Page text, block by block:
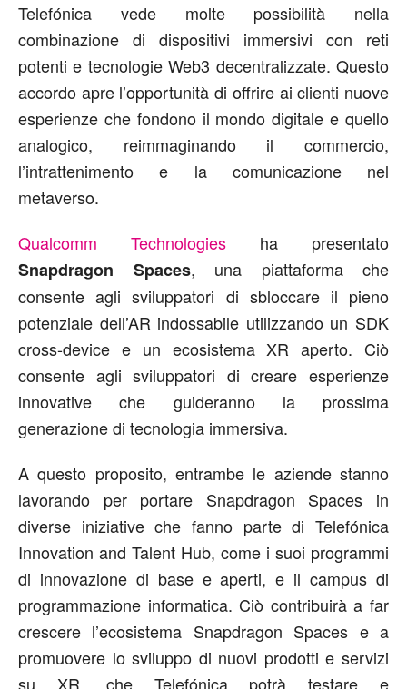
Telefónica vede molte possibilità nella
combinazione di dispositivi immersivi con reti
potenti e tecnologie Web3 decentralizzate. Questo
accordo apre l’opportunità di offrire ai clienti nuove
esperienze che fondono il mondo digitale e quello
analogico, reimmaginando il commercio,
l’intrattenimento e la comunicazione nel
metaverso.
Qualcomm Technologies ha presentato
Snapdragon Spaces, una piattaforma che
consente agli sviluppatori di sbloccare il pieno
potenziale dell’AR indossabile utilizzando un SDK
cross-device e un ecosistema XR aperto. Ciò
consente agli sviluppatori di creare esperienze
innovative che guideranno la prossima
generazione di tecnologia immersiva.
A questo proposito, entrambe le aziende stanno
lavorando per portare Snapdragon Spaces in
diverse iniziative che fanno parte di Telefónica
Innovation and Talent Hub, come i suoi programmi
di innovazione di base e aperti, e il campus di
programmazione informatica. Ciò contribuirà a far
crescere l’ecosistema Snapdragon Spaces e a
promuovere lo sviluppo di nuovi prodotti e servizi
su XR, che Telefónica potrà testare e